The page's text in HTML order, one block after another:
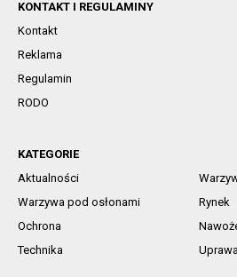
KONTAKT I REGULAMINY
Kontakt
Reklama
Regulamin
RODO
KATEGORIE
Aktualności
Warzywa pod osłonami
Rynek
Ochrona
Technika